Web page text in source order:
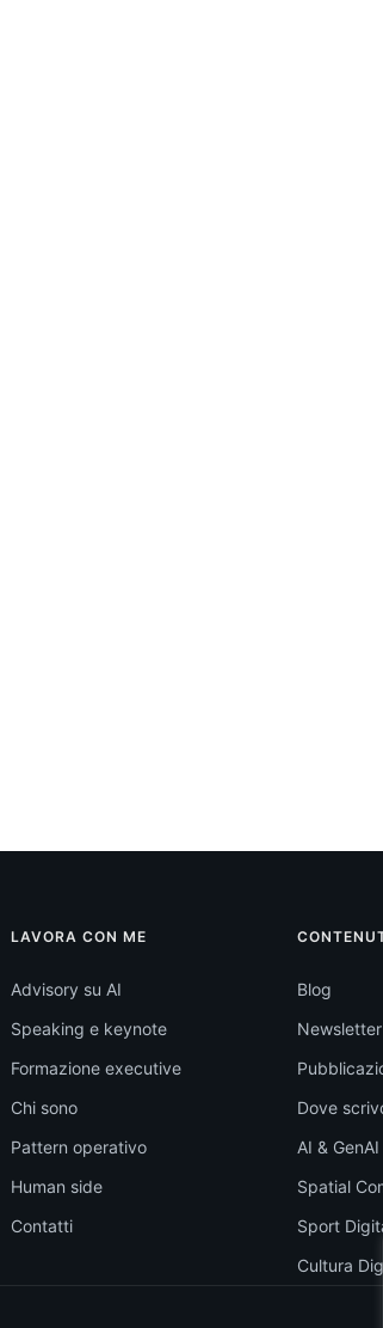
LAVORA CON ME
Advisory su AI
Speaking e keynote
Formazione executive
Chi sono
Pattern operativo
Human side
Contatti
Blog
Newsletter
Dove
AI & GenAI
Spatial
Sport
Cultura